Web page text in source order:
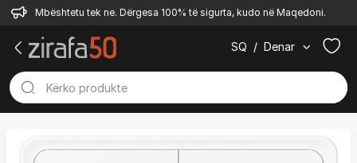
Mbështetu tek ne. Dërgesa 100% të sigurta, kudo në Maqedoni.
SQ / Denar